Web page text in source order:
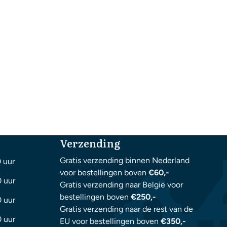
uur
uur
uur
uur
Verzending
Gratis verzending binnen Nederland
voor bestellingen boven€60,-
Gratis verzending naar België voor
bestellingen boven€250,-
Gratis verzending naar de rest van de
EU voor bestellingen boven€350,-